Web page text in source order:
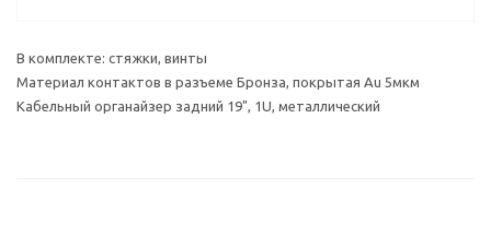
В комплекте: стяжки, винты
Материал контактов в разъеме Бронза, покрытая Au 5мкм
Кабельный органайзер задний 19", 1U, металлический